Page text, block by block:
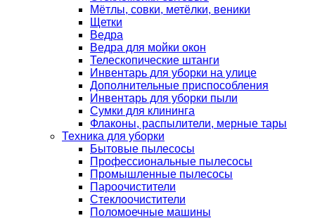
Мётлы, совки, метёлки, веники
Щетки
Ведра
Ведра для мойки окон
Телескопические штанги
Инвентарь для уборки на улице
Дополнительные приспособления
Инвентарь для уборки пыли
Сумки для клининга
Флаконы, распылители, мерные тары
Техника для уборки
Бытовые пылесосы
Профессиональные пылесосы
Промышленные пылесосы
Пароочистители
Стеклоочистители
Поломоечные машины